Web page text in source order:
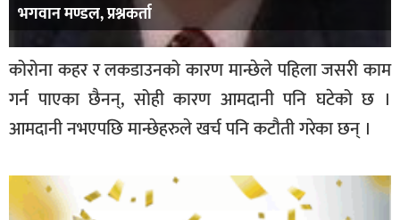
भगवान मण्डल, प्रश्नकर्ता
कोरोना कहर र लकडाउनको कारण मान्छेले पहिला जसरी काम
गर्न पाएका छैनन्, सोही कारण आमदानी पनि घटेको छ ।
आमदानी नभएपछि मान्छेहरुले खर्च पनि कटौती गरेका छन् ।